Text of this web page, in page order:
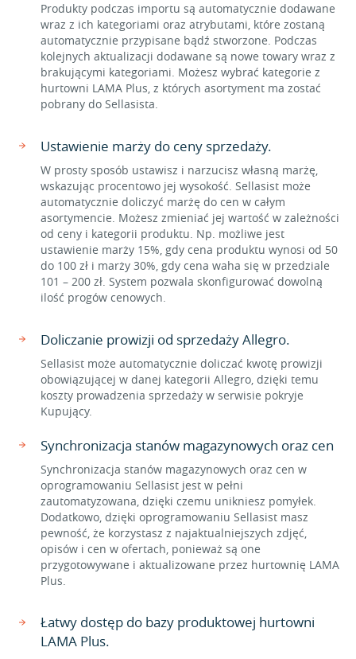
Produkty podczas importu są automatycznie dodawane
wraz z ich kategoriami oraz atrybutami, które zostaną
automatycznie przypisane bądź stworzone. Podczas
kolejnych aktualizacji dodawane są nowe towary wraz z
brakującymi kategoriami. Możesz wybrać kategorie z
hurtowni LAMA Plus, z których asortyment ma zostać
pobrany do Sellasista.
Ustawienie marży do ceny sprzedaży.
W prosty sposób ustawisz i narzucisz własną marżę,
wskazując procentowo jej wysokość. Sellasist może
automatycznie doliczyć marżę do cen w całym
asortymencie. Możesz zmieniać jej wartość w zależności
od ceny i kategorii produktu. Np. możliwe jest
ustawienie marży 15%, gdy cena produktu wynosi od 50
do 100 zł i marży 30%, gdy cena waha się w przedziale
101 – 200 zł. System pozwala skonfigurować dowolną
ilość progów cenowych.
Doliczanie prowizji od sprzedaży Allegro.
Sellasist może automatycznie doliczać kwotę prowizji
obowiązującej w danej kategorii Allegro, dzięki temu
koszty prowadzenia sprzedaży w serwisie pokryje
Kupujący.
Synchronizacja stanów magazynowych oraz cen
Synchronizacja stanów magazynowych oraz cen w
oprogramowaniu Sellasist jest w pełni
zautomatyzowana, dzięki czemu unikniesz pomyłek.
Dodatkowo, dzięki oprogramowaniu Sellasist masz
pewność, że korzystasz z najaktualniejszych zdjęć,
opisów i cen w ofertach, ponieważ są one
przygotowywane i aktualizowane przez hurtownię LAMA
Plus.
Łatwy dostęp do bazy produktowej hurtowni
LAMA Plus.